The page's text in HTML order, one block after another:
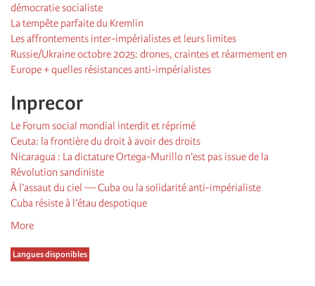
démocratie socialiste
La tempête parfaite du Kremlin
Les affrontements inter-impérialistes et leurs limites
Russie/Ukraine octobre 2025: drones, craintes et réarmement en
Europe + quelles résistances anti-impérialistes
Inprecor
Le Forum social mondial interdit et réprimé
Ceuta: la frontière du droit à avoir des droits
Nicaragua : La dictature Ortega-Murillo n’est pas issue de la
Révolution sandiniste
À l’assaut du ciel — Cuba ou la solidarité anti-impérialiste
Cuba résiste à l’étau despotique
More
Langues disponibles